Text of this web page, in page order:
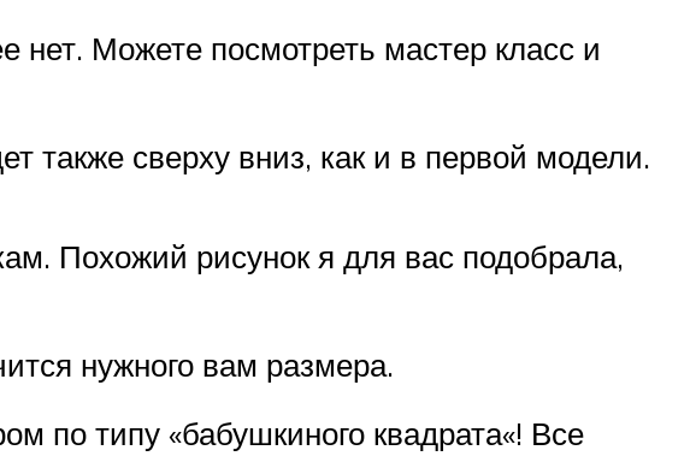
Можете посмотреть мастер класс и
также сверху вниз, как и в первой модели.
Похожий рисунок я для вас подобрала,
нужного вам размера.
по типу «бабушкиного квадрата«! Все